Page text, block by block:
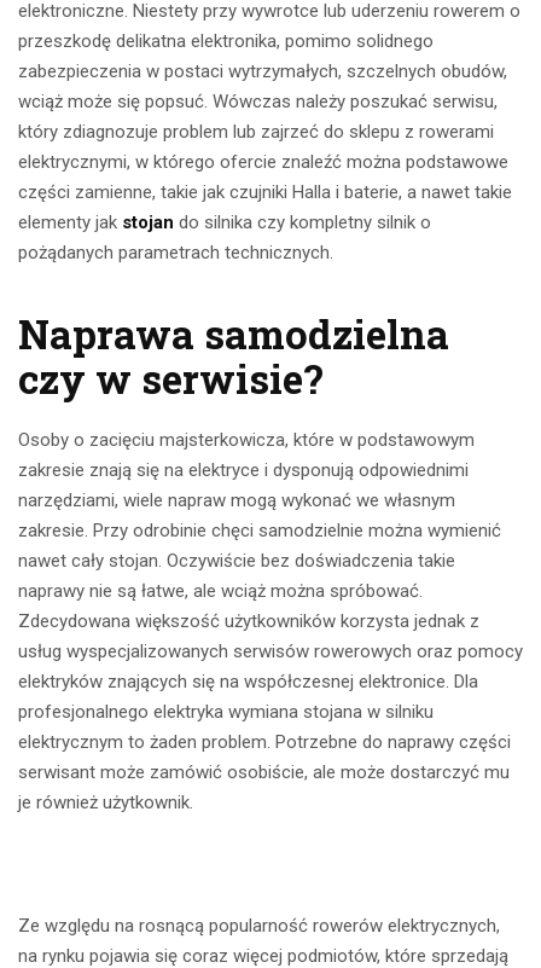
elektroniczne. Niestety przy wywrotce lub uderzeniu rowerem o
przeszkodę delikatna elektronika, pomimo solidnego
zabezpieczenia w postaci wytrzymałych, szczelnych obudów,
wciąż może się popsuć. Wówczas należy poszukać serwisu,
który zdiagnozuje problem lub zajrzeć do sklepu z rowerami
elektrycznymi, w którego ofercie znaleźć można podstawowe
części zamienne, takie jak czujniki Halla i baterie, a nawet takie
elementy jak stojan do silnika czy kompletny silnik o
pożądanych parametrach technicznych.
Naprawa samodzielna
czy w serwisie?
Osoby o zacięciu majsterkowicza, które w podstawowym
zakresie znają się na elektryce i dysponują odpowiednimi
narzędziami, wiele napraw mogą wykonać we własnym
zakresie. Przy odrobinie chęci samodzielnie można wymienić
nawet cały stojan. Oczywiście bez doświadczenia takie
naprawy nie są łatwe, ale wciąż można spróbować.
Zdecydowana większość użytkowników korzysta jednak z
usług wyspecjalizowanych serwisów rowerowych oraz pomocy
elektryków znających się na współczesnej elektronice. Dla
profesjonalnego elektryka wymiana stojana w silniku
elektrycznym to żaden problem. Potrzebne do naprawy części
serwisant może zamówić osobiście, ale może dostarczyć mu
je również użytkownik.
Ze względu na rosnącą popularność rowerów elektrycznych,
na rynku pojawia się coraz więcej podmiotów, które sprzedają